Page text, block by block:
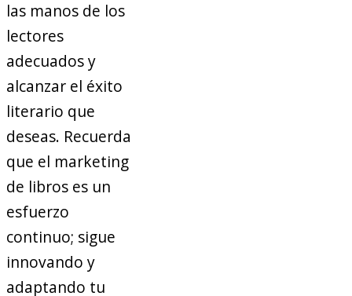
las manos de los
lectores
adecuados y
alcanzar el éxito
literario que
deseas. Recuerda
que el marketing
de libros es un
esfuerzo
continuo; sigue
innovando y
adaptando tu